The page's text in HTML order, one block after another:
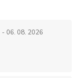
- 06. 08. 2026